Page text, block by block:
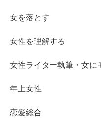
女を落とす
女性を理解する
女性ライター執筆・女に
年上女性
恋愛総合